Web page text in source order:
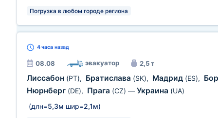
Погрузка в любом городе региона
4 часа назад
08.08 эвакуатор 2,5 т
Лиссабон (PT), Братислава (SK), Мадрид (ES),
Нюрнберг (DE), Прага (CZ) — Украина (UA)
(длн=5,3м шир=2,1м)